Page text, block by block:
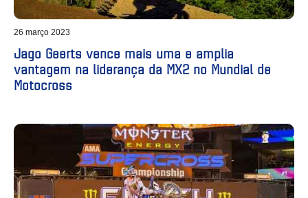
26 março 2023
Jago Geerts vence mais uma e amplia
vantagem na liderança da MX2 no Mundial de
Motocross